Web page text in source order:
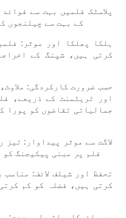
پلاسٹک فلمیں بہت سے
کے بہت سے چیلنجوں
کرتی ہیں، شپنگ کے
اور ٹریٹمنٹ کے ذریعے،
جمالیاتی تقاضوں کو پورا
فلم پر مبنی پیکیجنگ کو
کرتی ہیں، فضلہ کو کم